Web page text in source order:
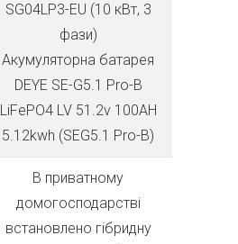
SG04LP3-EU (10 кВт, 3
фази)
Акумуляторна батарея
DEYE SE-G5.1 Pro-B
LiFePO4 LV 51.2v 100AH
5.12kwh (SEG5.1 Pro-B)
В приватному
домогосподарстві
встановлено гібридну